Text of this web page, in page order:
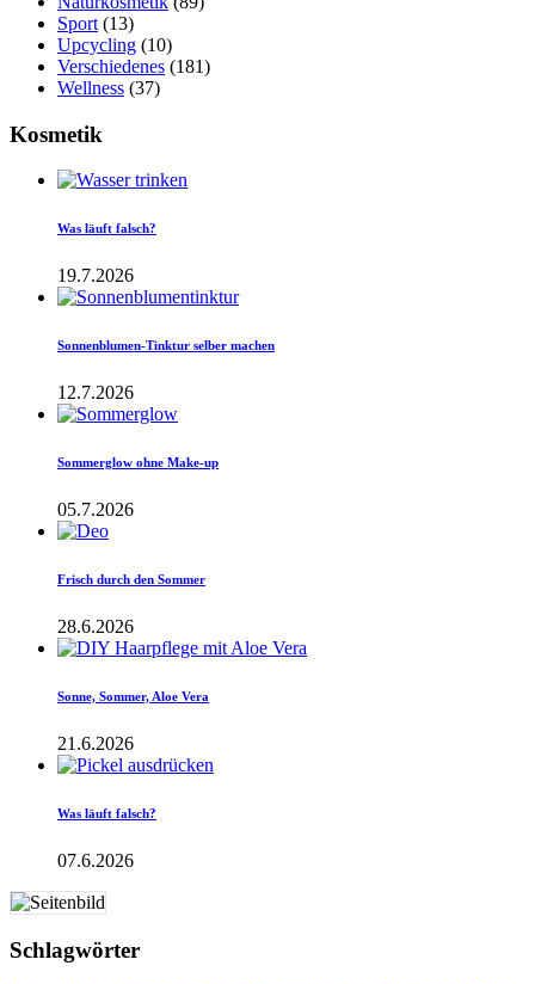
Sport (13)
Upcycling (10)
Verschiedenes (181)
Wellness (37)
Kosmetik
Was läuft falsch?
19.7.2026
Sonnenblumen-Tinktur selber machen
12.7.2026
Sommerglow ohne Make-up
05.7.2026
Frisch durch den Sommer
28.6.2026
Sonne, Sommer, Aloe Vera
21.6.2026
Was läuft falsch?
07.6.2026
Schlagwörter